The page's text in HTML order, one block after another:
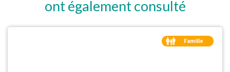
ont également consulté
Famille